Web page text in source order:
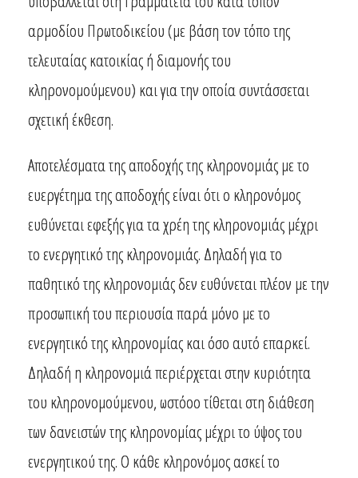
αρμοδίου Πρωτοδικείου (με βάση τον τόπο της
τελευταίας κατοικίας ή διαμονής του
κληρονομούμενου) και για την οποία συντάσσεται
σχετική έκθεση.
Αποτελέσματα της αποδοχής της κληρονομιάς με το
ευεργέτημα της αποδοχής είναι ότι ο κληρονόμος
ευθύνεται εφεξής για τα χρέη της κληρονομιάς μέχρι
το ενεργητικό της κληρονομιάς. Δηλαδή για το
παθητικό της κληρονομιάς δεν ευθύνεται πλέον με την
προσωπική του περιουσία παρά μόνο με το
ενεργητικό της κληρονομίας και όσο αυτό επαρκεί.
Δηλαδή η κληρονομιά περιέρχεται στην κυριότητα
του κληρονομούμενου, ωστόοο τίθεται στη διάθεση
των δανειστών της κληρονομίας μέχρι το ύψος του
ενεργητικού της. Ο κάθε κληρονόμος ασκεί το